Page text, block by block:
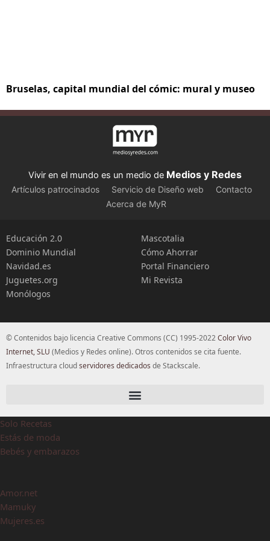
Bruselas, capital mundial del cómic: mural y museo
Vivir en el mundo es un medio de Medios y Redes
Artículos patrocinados Servicio de Diseño web
Contacto
Acerca de MyR
Educación 2.0
Dominio Mundial
Navidad.es
Juguetes.org
Monólogos
Mascotalia
Cómo Ahorrar
Portal Financiero
Mi Revista
© Contenidos bajo licencia Creative Commons (CC) 1995-2022Color Vivo
Internet, SLU (Medios y Redes online). Otros contenidos se cita fuente.
Infraestructura cloudservidores dedicados de Stackscale.
Solo Recetas
Estás de moda
Bebés y embarazos
Amor.net
Mamuky
Mujeres.es